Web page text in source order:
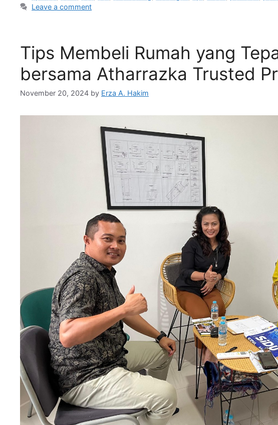
Leave a comment
Tips Membeli Rumah yang
bersama Atharrazka Trusted
November 20, 2024 by Erza A. Hakim